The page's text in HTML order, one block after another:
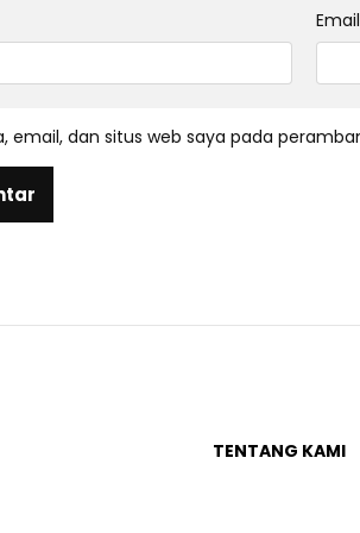
Email
email, dan situs web saya pada
TENTANG KAMI